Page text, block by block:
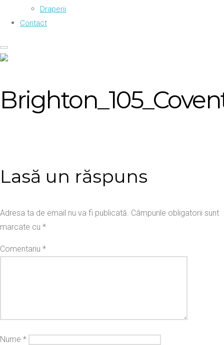
Draperii
Contact
Lasă un răspuns
Adresa ta de email nu va fi publicată. Câmpurile obligatorii sunt
marcate cu *
Comentariu *
Nume *